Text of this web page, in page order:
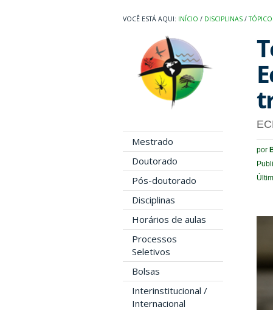
INÍCIO / DISCIPLINAS /
Mestrado
Doutorado
Pós-doutorado
Disciplinas
Horários de aulas
Processos
Seletivos
Bolsas
Interinstitucional /
Internacional
por